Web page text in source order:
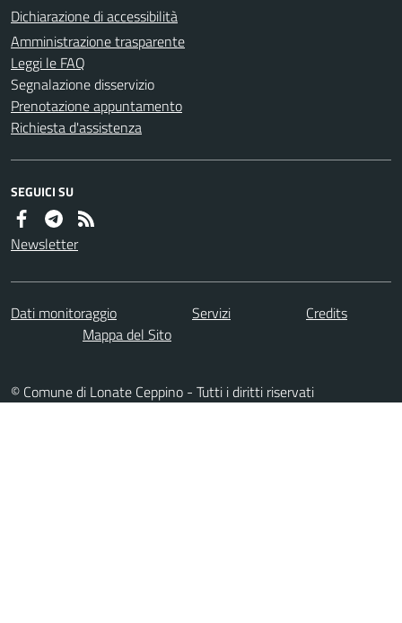
Dichiarazione di accessibilità
Amministrazione trasparente
Leggi le FAQ
Segnalazione disservizio
Prenotazione appuntamento
Richiesta d'assistenza
SEGUICI SU
Newsletter
Dati monitoraggio Servizi
Credits
Mappa del Sito
© Comune di Lonate Ceppino - Tutti i diritti riservati